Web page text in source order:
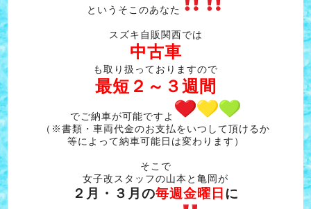
というそこのあなた
スズキ自販関西では
中古車
も取り扱っておりますので
最短２～３週間
でご納車が可能ですよ
（※書類・車両代金のお支払をいつして頂けるか
等によって納車可能日は変わります）
そこで
女子改スタッフの山本と亀岡が
２月・３月の毎週金曜日 に